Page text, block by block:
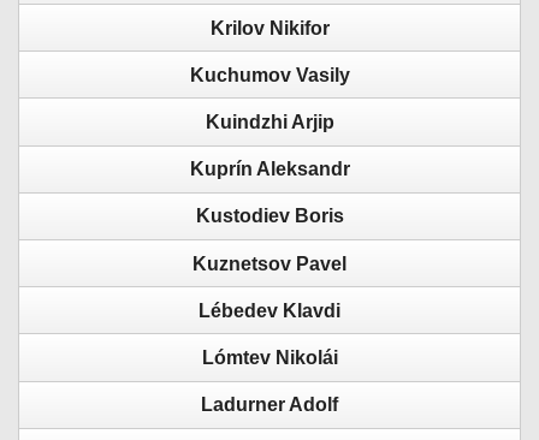
Krilov Nikifor
Kuchumov Vasily
Kuindzhi Arjip
Kuprín Aleksandr
Kustodiev Boris
Kuznetsov Pavel
Lébedev Klavdi
Lómtev Nikolái
Ladurner Adolf